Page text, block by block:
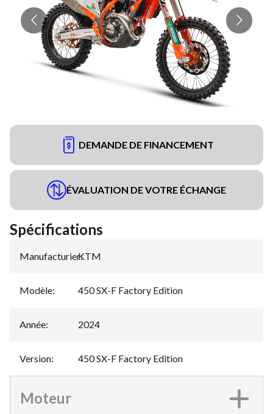
DEMANDE DE FINANCEMENT
ÉVALUATION DE VOTRE ÉCHANGE
Spécifications
Manufacturier:
KTM
Modèle: 450 SX-F Factory Edition
Année: 2024
Version: 450 SX-F Factory Edition
Moteur